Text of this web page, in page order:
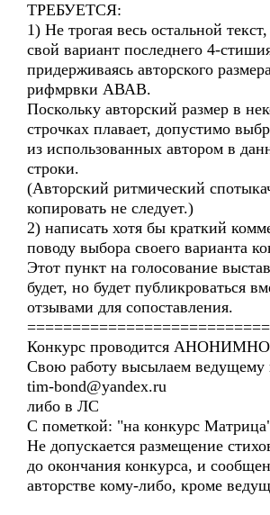
ТРЕБУЕТСЯ:
1) Не трогая весь остальной
свой вариант последнего 4-
придерживаясь авторского
рифмрвки АВАВ.
Поскольку авторский размер в
строчках плавает, допустимо
из использованных автором в
строки.
(Авторский ритмический
копировать не следует.)
2) написать хотя бы краткий
поводу выбора своего варианта
Этот пункт на голосование
будет, но будет публикроваться
отзывами для сопоставления.
Конкурс проводится АНОНИМНО
Свою работу высылаем ведущему
tim-bond@yandex.ru
либо в ЛС
С пометкой: "на конкурс
Не допускается размещение
до окончания конкурса, и
авторстве кому-либо, кроме